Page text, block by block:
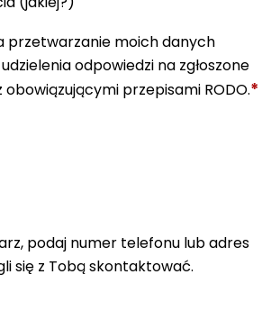
przetwarzanie moich danych
odpowiedzi na zgłoszone
przepisami RODO.*
podaj numer telefonu lub adres
się z Tobą skontaktować.